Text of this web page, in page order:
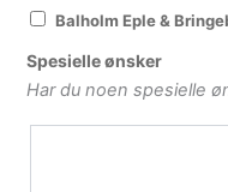
Balholm Eple &
Spesielle ønsker
Har du noen spesielle